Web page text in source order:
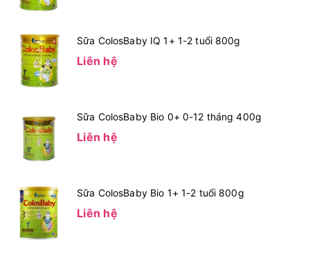
Sữa ColosBaby IQ 1+ 1-2 tuổi 800g
Liên hệ
Sữa ColosBaby Bio 0+ 0-12 tháng 400g
Liên hệ
Sữa ColosBaby Bio 1+ 1-2 tuổi 800g
Liên hệ